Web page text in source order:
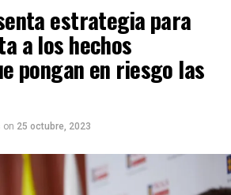
estrategia para
a los hechos
pongan en riesgo las
on 25 octubre, 2023